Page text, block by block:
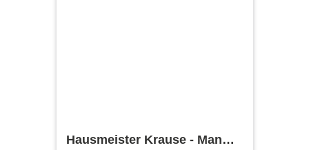
Hausmeister Krause - Man